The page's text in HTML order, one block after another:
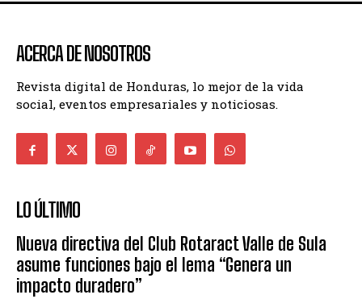
ACERCA DE NOSOTROS
Revista digital de Honduras, lo mejor de la vida
social, eventos empresariales y noticiosas.
LO ÚLTIMO
Nueva directiva del Club Rotaract Valle de Sula
asume funciones bajo el lema “Genera un
impacto duradero”